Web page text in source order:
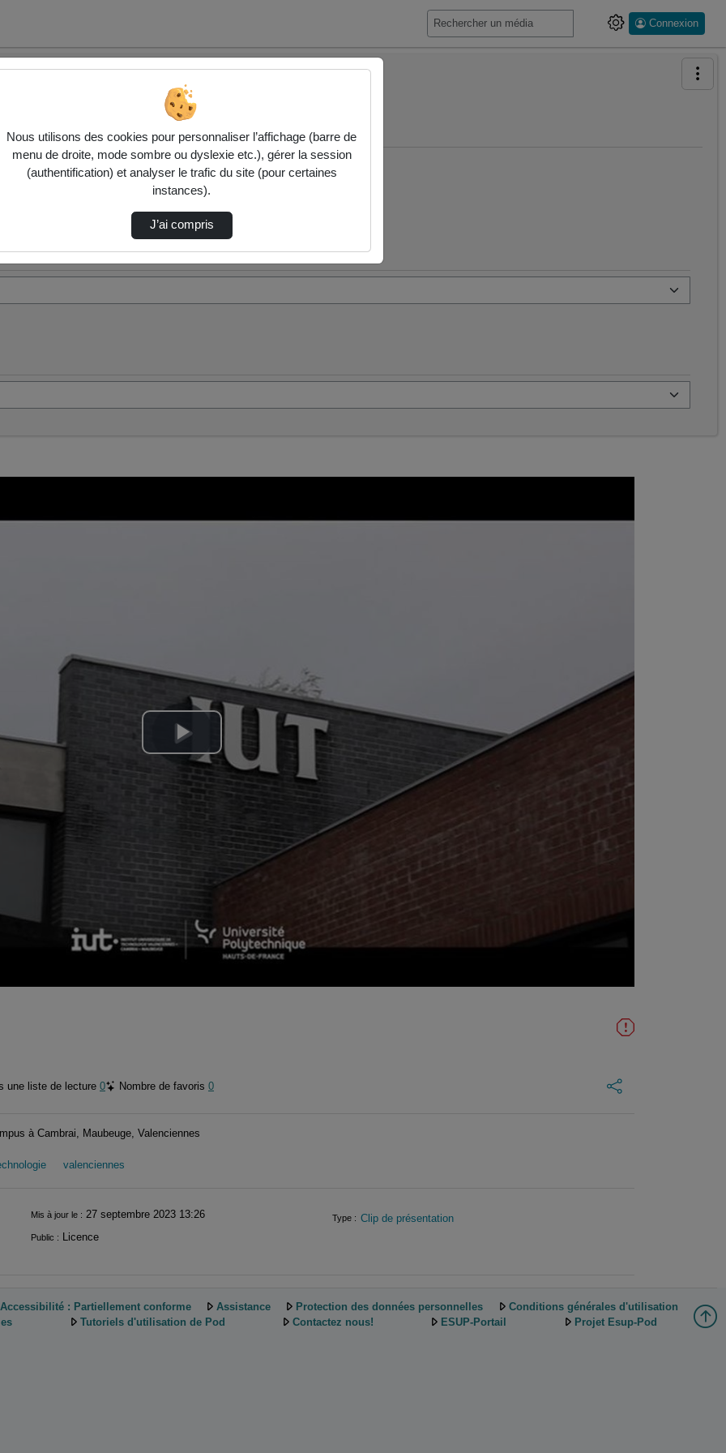
Connexion
Lire
la
vidéo
une liste de lecture 0 Nombre de favoris 0
à Cambrai, Maubeuge, Valenciennes
valenciennes
Mis à jour le : 27 septembre 2023 13:26 Type : Clip de présentation
Public : Licence
Accessibilité : Partiellement conforme Assistance Protection des données personnelles
Conditions générales d'utilisation
Tutoriels d'utilisation de Pod Contactez nous! ESUP-Portail Projet Esup-Pod
Nous utilisons des cookies pour personnaliser l’affichage (barre de
menu de droite, mode sombre ou dyslexie etc.), gérer la session
(authentification) et analyser le trafic du site (pour certaines
instances).
J’ai compris